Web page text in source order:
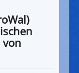
von